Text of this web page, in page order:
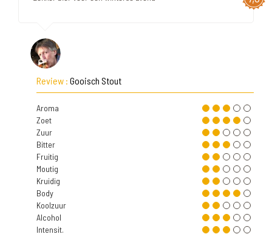
Review : Gooisch Stout
Aroma
Zoet
Zuur
Bitter
Fruitig
Moutig
Kruidig
Body
Koolzuur
Alcohol
Intensit.